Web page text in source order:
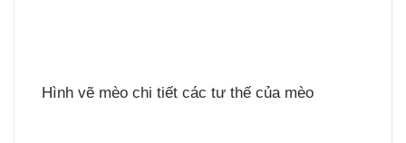
Hình vẽ mèo chi tiết các tư thế của mèo